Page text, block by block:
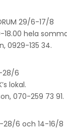
29/6-17/8
18.00 hela
0929-135 34.
28/6
lokal.
070-259 73 91.
28/6 och 14-16/8